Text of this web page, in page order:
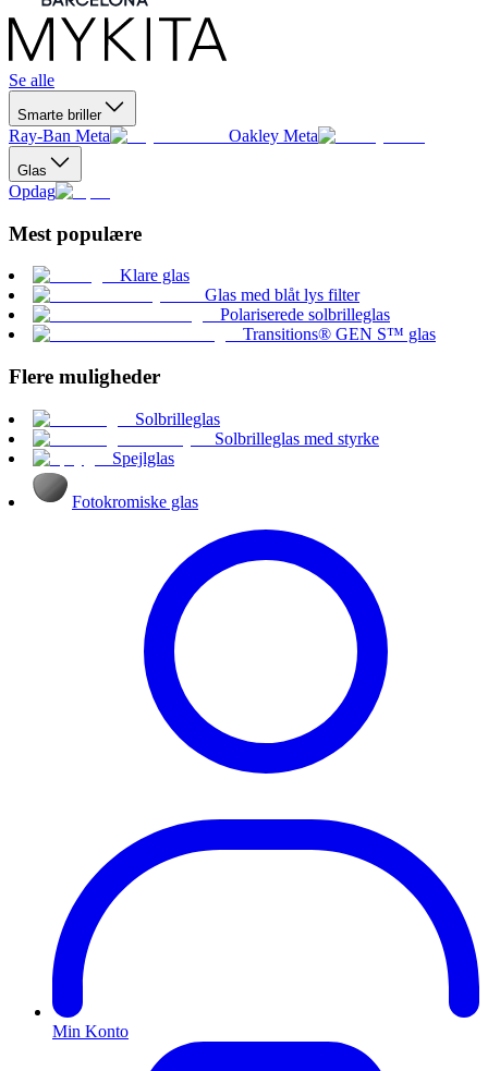
Se alle
Smarte briller
Ray-Ban Meta Oakley Meta
Glas
Opdag
Mest populære
Klare glas
Glas med blåt lys filter
Polariserede solbrilleglas
Transitions® GEN S™ glas
Flere muligheder
Solbrilleglas
Solbrilleglas med styrke
Spejlglas
Fotokromiske glas
Min Konto